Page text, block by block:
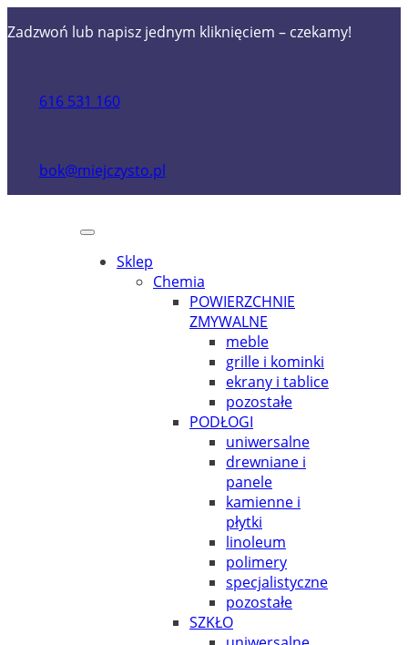
Zadzwoń lub napisz jednym kliknięciem – czekamy!
616 531 160
bok@miejczysto.pl
Sklep
Chemia
POWIERZCHNIE
ZMYWALNE
meble
grille i kominki
ekrany i tablice
pozostałe
PODŁOGI
uniwersalne
drewniane i
panele
kamienne i
płytki
linoleum
polimery
specjalistyczne
pozostałe
SZKŁO